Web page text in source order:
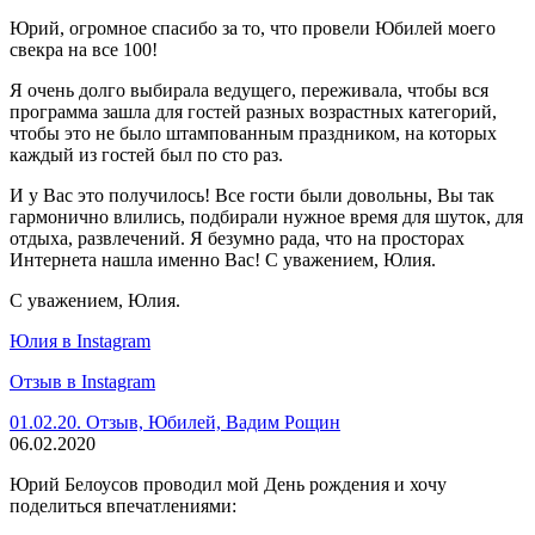
Юрий, огромное спасибо за то, что провели Юбилей моего
свекра на все 100!
Я очень долго выбирала ведущего, переживала, чтобы вся
программа зашла для гостей разных возрастных категорий,
чтобы это не было штампованным праздником, на которых
каждый из гостей был по сто раз.
И у Вас это получилось! Все гости были довольны, Вы так
гармонично влились, подбирали нужное время для шуток, для
отдыха, развлечений. Я безумно рада, что на просторах
Интернета нашла именно Вас! С уважением, Юлия.
С уважением, Юлия.
Юлия в Instagram
Отзыв в Instagram
01.02.20. Отзыв, Юбилей, Вадим Рощин
06.02.2020
Юрий Белоусов проводил мой День рождения и хочу
поделиться впечатлениями: